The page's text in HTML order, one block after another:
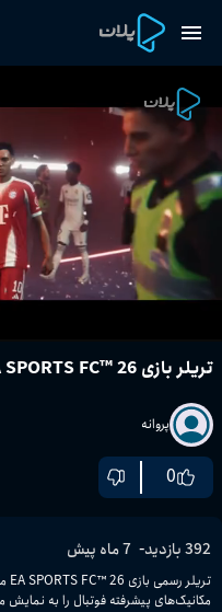
تریلر بازی EA SPORTS FC™ 26
پروانه
0
392بازدید- 7 ماه پیش